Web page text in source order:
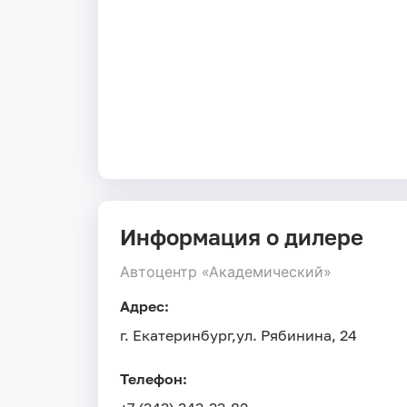
Информация о дилере
Автоцентр «Академический»
Адрес:
г. Екатеринбург,ул. Рябинина, 24
Телефон: